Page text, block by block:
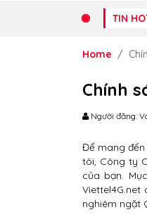
TIN
Home
Chính
Người đăng:
Để mang
tôi, Công ty
của bạn.
nghiêm ngặt